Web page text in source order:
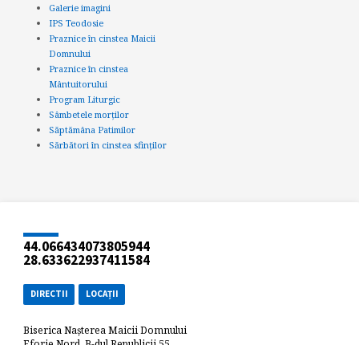
Galerie imagini
IPS Teodosie
Praznice în cinstea Maicii
Domnului
Praznice în cinstea
Mântuitorului
Program Liturgic
Sâmbetele morților
Săptămâna Patimilor
Sărbători în cinstea sfinților
44.066434073805944
28.633622937411584
DIRECTII LOCAȚII
Biserica Nașterea Maicii Domnului